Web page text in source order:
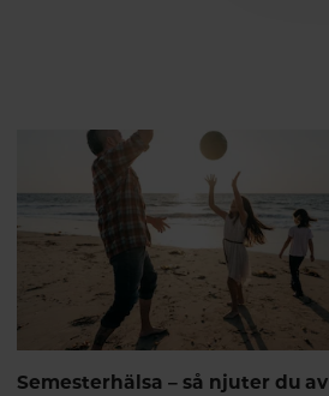
Semesterhälsa – så njuter du av